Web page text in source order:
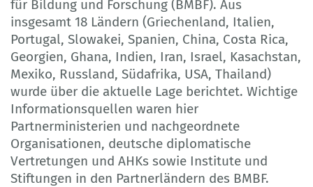
für Bildung und Forschung (BMBF). Aus
insgesamt 18 Ländern (Griechenland, Italien,
Portugal, Slowakei, Spanien, China, Costa Rica,
Georgien, Ghana, Indien, Iran, Israel, Kasachstan,
Mexiko, Russland, Südafrika, USA, Thailand)
wurde über die aktuelle Lage berichtet. Wichtige
Informationsquellen waren hier
Partnerministerien und nachgeordnete
Organisationen, deutsche diplomatische
Vertretungen und AHKs sowie Institute und
Stiftungen in den Partnerländern des BMBF.